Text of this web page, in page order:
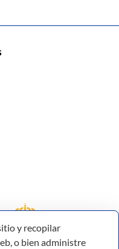
y recopilar
o bien administre